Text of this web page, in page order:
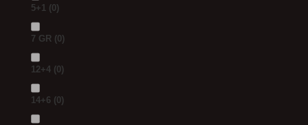
5+1 (0)
7 GR (0)
12+4 (0)
14+6 (0)